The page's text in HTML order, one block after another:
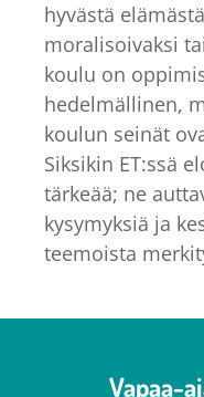
hyvästä
moralisoivaksi
koulu on
hedelmällinen,
koulun seinät
Siksikin ET:ssä
tärkeää; ne
kysymyksiä ja
teemoista
Vapaa-